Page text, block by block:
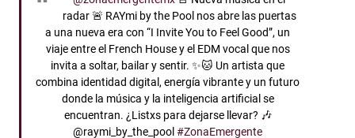
radar 🚨 RAYmi by the Pool nos abre las puertas
a una nueva era con “I Invite You to Feel Good”, un
viaje entre el French House y el EDM vocal que nos
invita a soltar, bailar y sentir. ✨🐱 Un artista que
combina identidad digital, energía vibrante y un futuro
donde la música y la inteligencia artificial se
encuentran. ¿Listxs para dejarse llevar? 🎶
@raymi_by_the_pool#ZonaEmergente